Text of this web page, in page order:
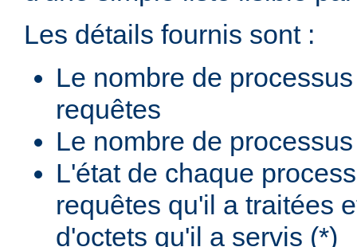
Les détails fournis sont :
Le nombre de
requêtes
Le nombre de
L'état de chaque
requêtes qu'il a traitées
d'octets qu'il a servis (*)